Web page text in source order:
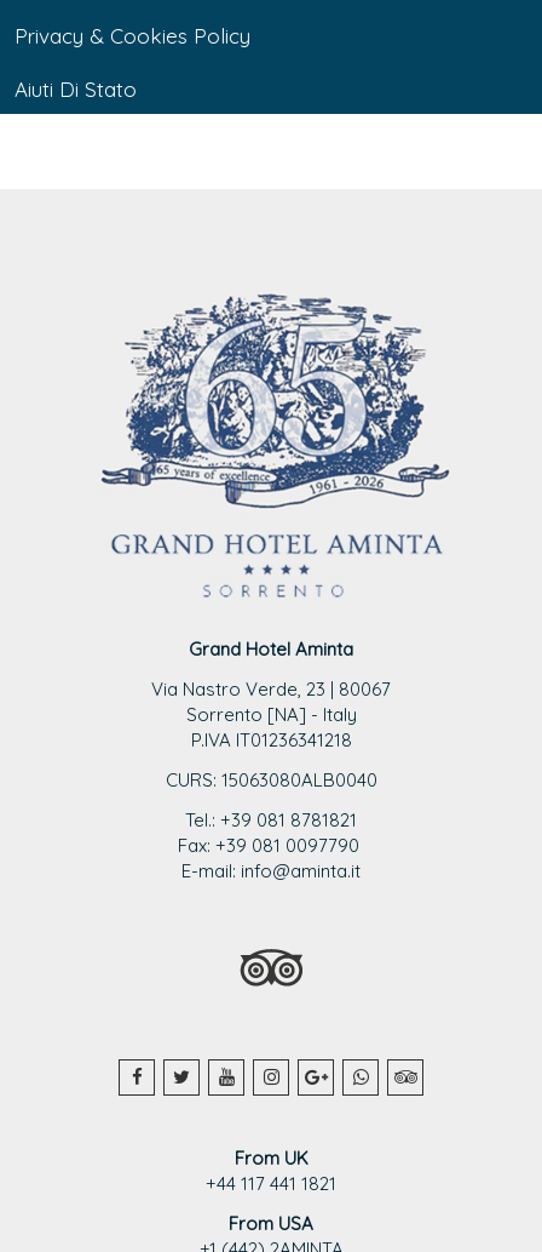
Privacy & Cookies Policy
Aiuti Di Stato
Grand Hotel Aminta
Via Nastro Verde, 23 | 80067
Sorrento [NA] - Italy
P.IVA IT01236341218
CURS: 15063080ALB0040
Tel.: +39 081 8781821
Fax: +39 081 0097790
E-mail: info@aminta.it
From UK
+44 117 441 1821
From USA